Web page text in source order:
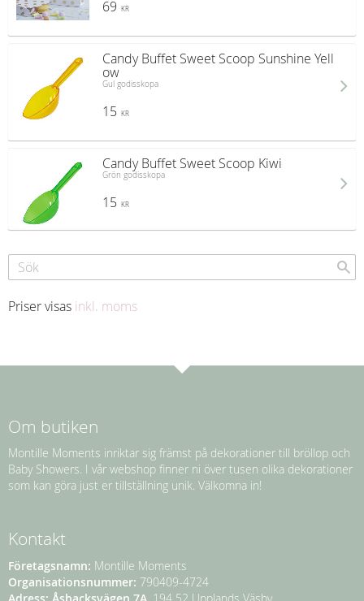
69 KR
Candy Buffet Sweet Scoop Sunshine Yell
ow
Gul godisskopa
15 KR
Candy Buffet Sweet Scoop Kiwi
Grön godisskopa
15 KR
Priser visas inkl. moms
Om butiken
Montille Moments inriktar sig främst på dekorationer till bröllop och
Baby Showers. I vår webshop finner ni över tusen olika dekorationer
som kan göra just er tillställning unik. Välkomna in!
Kontakt
Företagsnamn: Montille Moments
Organisationsnummer: 790409-4724
Adress: Åsbacksvägen 7A , 194 52 Upplands Väsby